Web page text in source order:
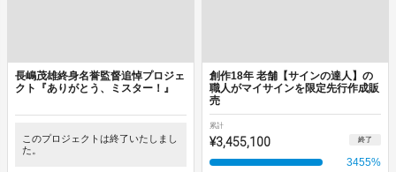
長嶋茂雄終身名誉監督追悼プロジェ
クト『ありがとう、ミスター！』
このプロジェクトは終了いたしまし
た。
創作18年 老舗【サインの達人】の
職人がマイサインを限定先行作成販
売
累計
¥3,455,100 終了
3455%